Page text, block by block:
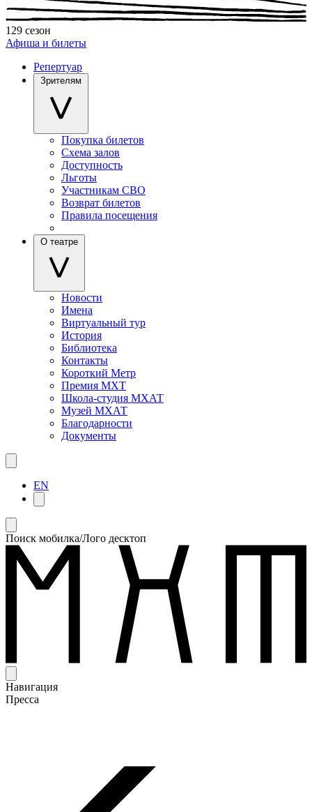
129 сезон
Афиша и билеты
Репертуар
Зрителям
Покупка билетов
Схема залов
Доступность
Льготы
Участникам СВО
Возврат билетов
Правила посещения
О театре
Новости
Имена
Виртуальный тур
История
Библиотека
Контакты
Короткий Метр
Премия МХТ
Школа-студия МХАТ
Музей МХАТ
Благодарности
Документы
EN
Поиск мобилка/Лого десктоп
Навигация
Пресса